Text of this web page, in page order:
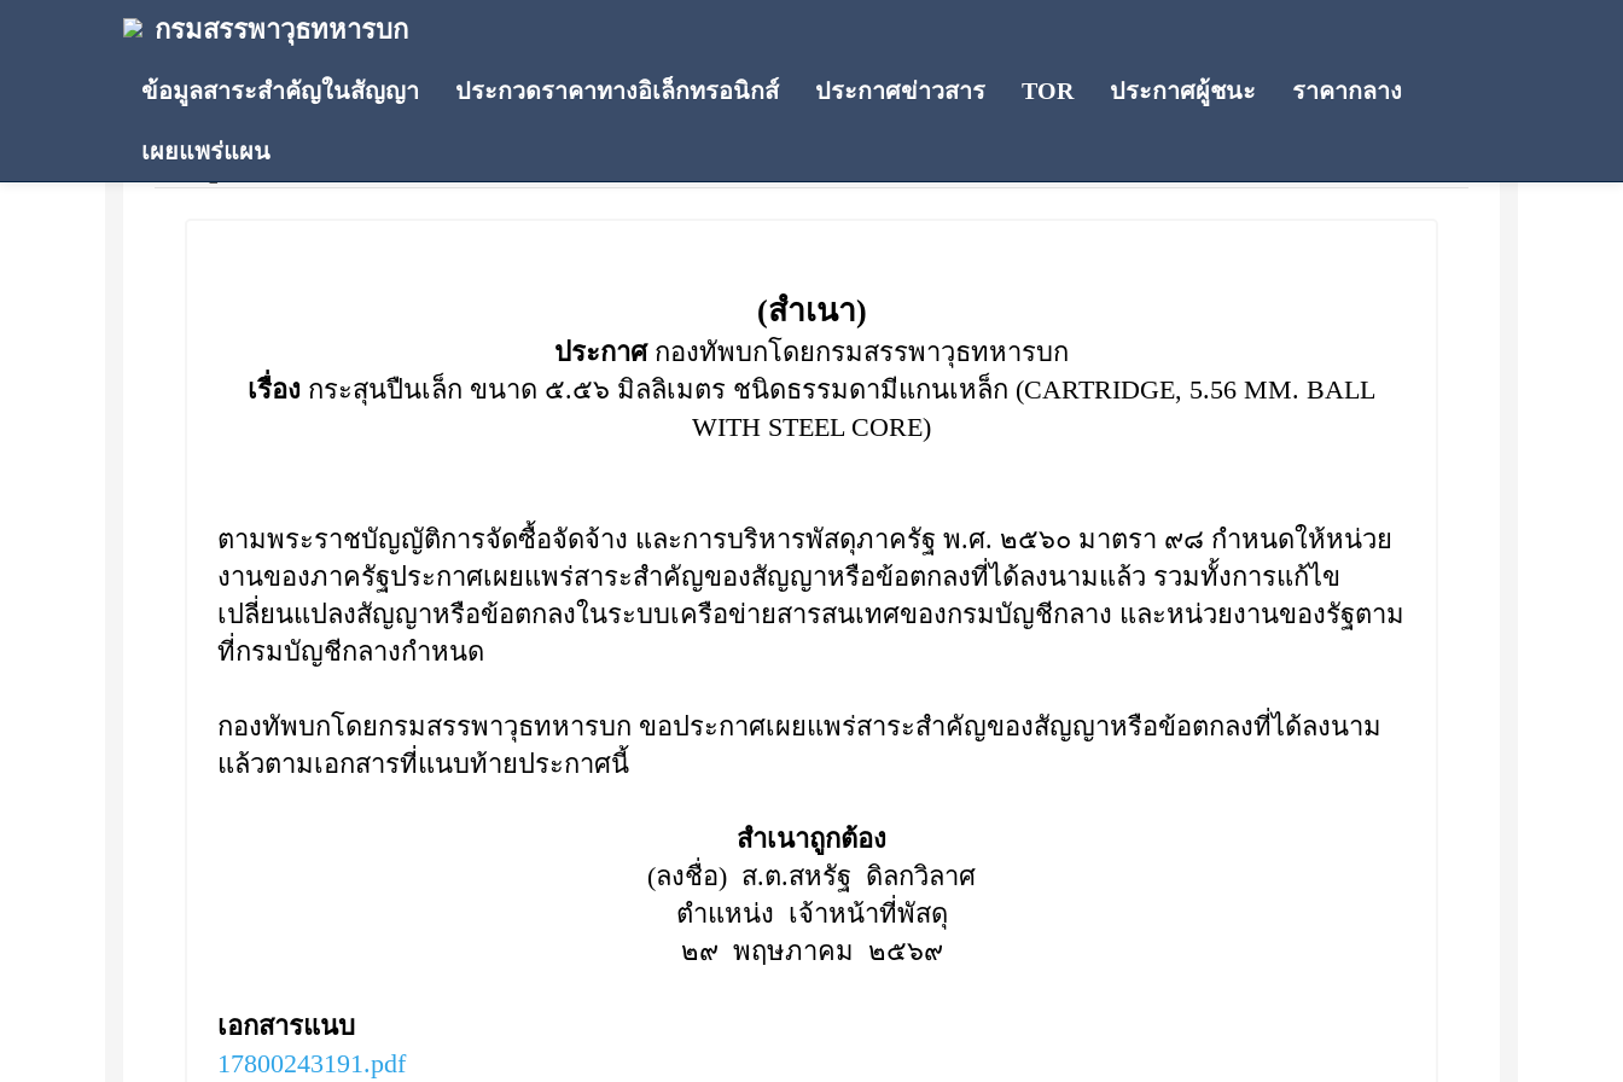
กรมสรรพาวุธทหารบก
ข้อมูลสาระสำคัญในสัญญา ประกวดราคาทางอิเล็กทรอนิกส์ ประกาศข่าวสาร TOR ประกาศผู้ชนะ ราคากลาง
เผยแพร่แผน
ข้อมูลสาระสำคัญในสัญญา
(สำเนา)
ประกาศกองทัพบกโดยกรมสรรพาวุธทหารบก
เรื่อง กระสุนปืนเล็ก ขนาด ๕.๕๖ มิลลิเมตร ชนิดธรรมดามีแกนเหล็ก (CARTRIDGE, 5.56 MM. BALL
WITH STEEL CORE)
ตามพระราชบัญญัติการจัดซื้อจัดจ้าง และการบริหารพัสดุภาครัฐ พ.ศ. ๒๕๖๐ มาตรา ๙๘ กำหนดให้หน่วย
งานของภาครัฐประกาศเผยแพร่สาระสำคัญของสัญญาหรือข้อตกลงที่ได้ลงนามแล้ว รวมทั้งการแก้ไข
เปลี่ยนแปลงสัญญาหรือข้อตกลงในระบบเครือข่ายสารสนเทศของกรมบัญชีกลาง และหน่วยงานของรัฐตาม
ที่กรมบัญชีกลางกำหนด
กองทัพบกโดยกรมสรรพาวุธทหารบก ขอประกาศเผยแพร่สาระสำคัญของสัญญาหรือข้อตกลงที่ได้ลงนาม
แล้วตามเอกสารที่แนบท้ายประกาศนี้
สำเนาถูกต้อง
(ลงชื่อ) ส.ต.สหรัฐ ดิลกวิลาศ
ตำแหน่ง เจ้าหน้าที่พัสดุ
๒๙ พฤษภาคม ๒๕๖๙
เอกสารแนบ
17800243191.pdf